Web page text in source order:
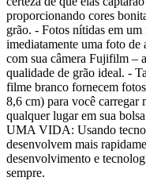
proporcionando cores
grão. - Fotos nítidas em
imediatamente uma foto de
com sua câmera Fujifilm –
qualidade de grão ideal. -
filme branco fornecem
8,6 cm) para você carregar
qualquer lugar em sua
UMA VIDA: Usando
desenvolvem mais
desenvolvimento e
sempre.